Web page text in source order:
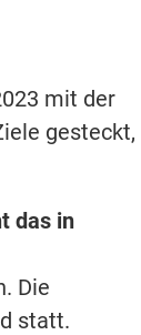
mit der
gesteckt,
das in
Die
statt.